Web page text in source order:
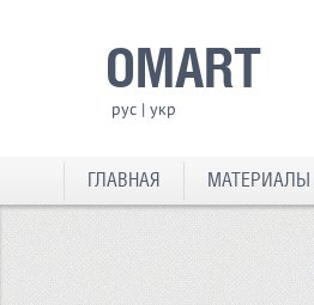
OMART
рус |укр
ГЛАВНАЯ МАТЕРИАЛЫ